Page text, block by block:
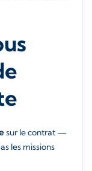
sur le contrat —
les missions